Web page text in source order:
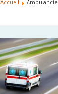
Accueil